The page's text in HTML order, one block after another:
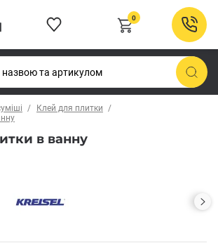
0
Клей для плитки
в ванну